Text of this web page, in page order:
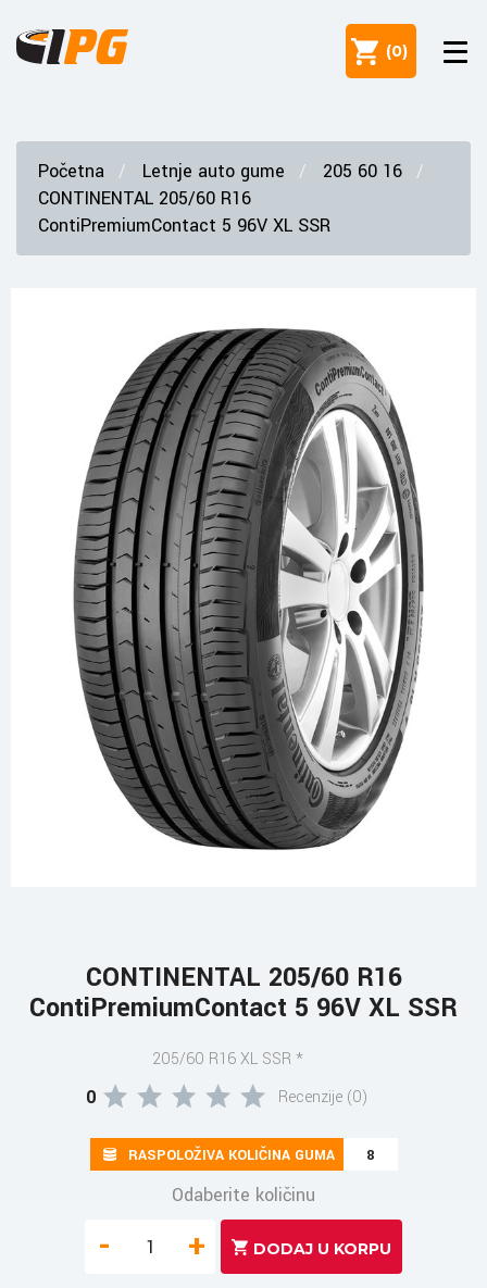
(0)
Početna Letnje auto gume
205 60 16
CONTINENTAL 205/60 R16
ContiPremiumContact 5 96V XL SSR
CONTINENTAL 205/60 R16
ContiPremiumContact 5 96V XL SSR
205/60 R16 XL SSR *
0 Recenzije (0)
RASPOLOŽIVA KOLIČINA GUMA 8
Odaberite količinu
- +